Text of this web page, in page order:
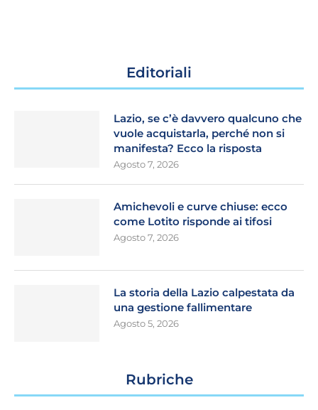
Editoriali
Lazio, se c’è davvero qualcuno che
vuole acquistarla, perché non si
manifesta? Ecco la risposta
Agosto 7, 2026
Amichevoli e curve chiuse: ecco
come Lotito risponde ai tifosi
Agosto 7, 2026
La storia della Lazio calpestata da
una gestione fallimentare
Agosto 5, 2026
Rubriche